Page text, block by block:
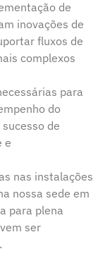
de
inovações de
fluxos de
complexos
para
do
de
e
nas instalações
nossa sede em
para plena
ser